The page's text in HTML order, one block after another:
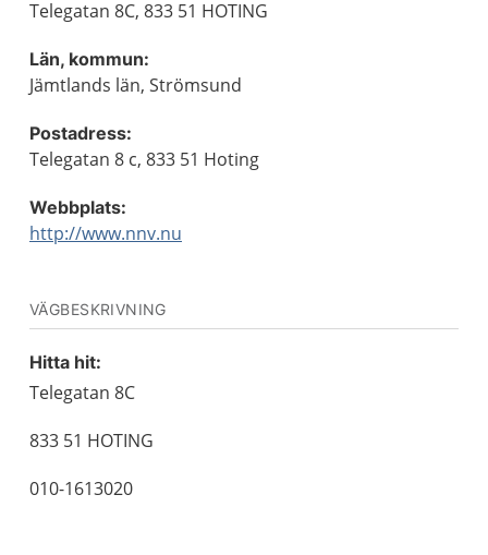
Telegatan 8C, 833 51 HOTING
Län, kommun:
Jämtlands län, Strömsund
Postadress:
Telegatan 8 c, 833 51 Hoting
Webbplats:
http://www.nnv.nu
VÄGBESKRIVNING
Hitta hit:
Telegatan 8C
833 51 HOTING
010-1613020